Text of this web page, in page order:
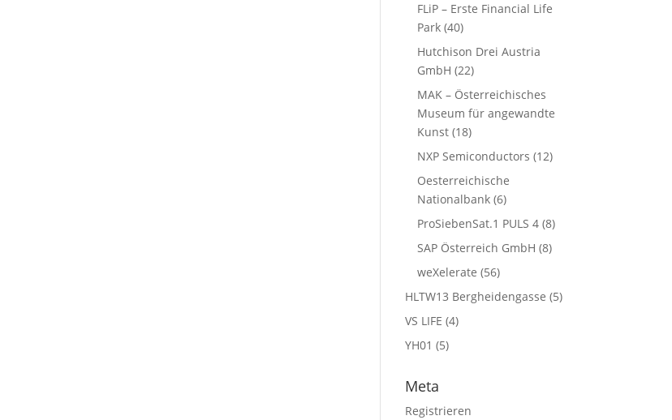
FLiP – Erste Financial Life
Park (40)
Hutchison Drei Austria
GmbH (22)
MAK – Österreichisches
Museum für angewandte
Kunst (18)
NXP Semiconductors (12)
Oesterreichische
Nationalbank (6)
ProSiebenSat.1 PULS 4 (8)
SAP Österreich GmbH (8)
weXelerate (56)
HLTW13 Bergheidengasse (5)
VS LIFE (4)
YH01 (5)
Meta
Registrieren